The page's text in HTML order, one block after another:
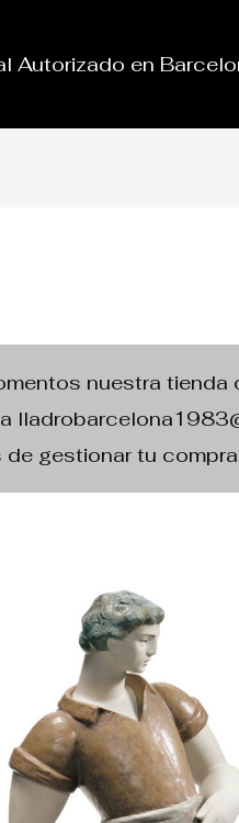
Autorizado en
nuestra
gestionar tu